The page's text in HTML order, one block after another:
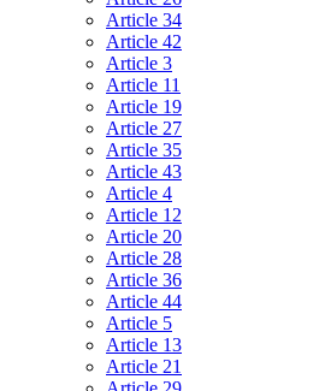
Article 34
Article 42
Article 3
Article 11
Article 19
Article 27
Article 35
Article 43
Article 4
Article 12
Article 20
Article 28
Article 36
Article 44
Article 5
Article 13
Article 21